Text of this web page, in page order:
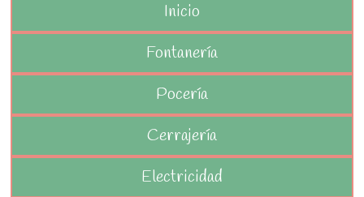
Inicio
Fontanería
Pocería
Cerrajería
Electricidad